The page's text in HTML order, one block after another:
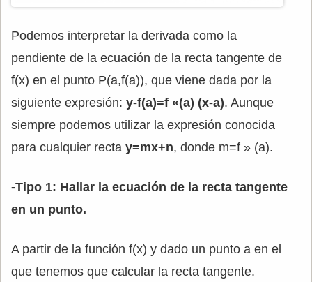
Podemos interpretar la derivada como la
pendiente de la ecuación de la recta tangente de
f(x) en el punto P(a,f(a)), que viene dada por la
siguiente expresión: y-f(a)=f «(a) (x-a). Aunque
siempre podemos utilizar la expresión conocida
para cualquier recta y=mx+n, donde m=f » (a).
-Tipo 1: Hallar la ecuación de la recta tangente
en un punto.
A partir de la función f(x) y dado un punto a en el
que tenemos que calcular la recta tangente.